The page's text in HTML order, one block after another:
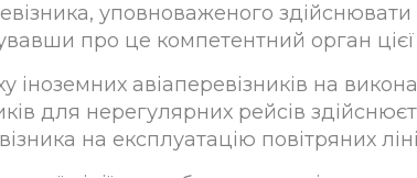
уповноваженого
про це компетентний орган
іноземних авіаперевізників на
для нерегулярних рейсів
на експлуатацію повітряних